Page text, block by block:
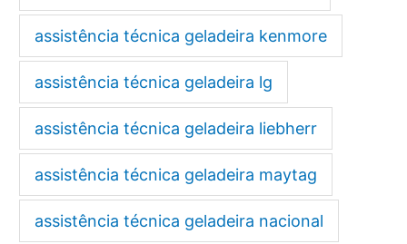
assistência técnica geladeira kenmore
assistência técnica geladeira lg
assistência técnica geladeira liebherr
assistência técnica geladeira maytag
assistência técnica geladeira nacional